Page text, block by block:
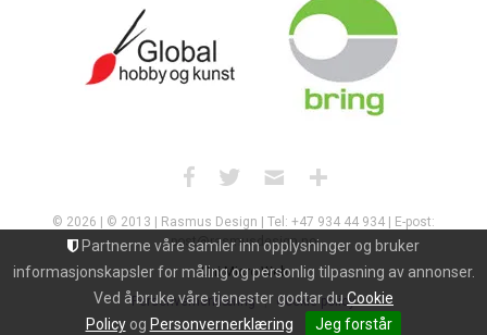
Partnerne våre samler inn opplysninger og bruker
informasjonskapsler for måling og personlig tilpasning av annonser.
Ved å bruke våre tjenester godtar duCookie
Policyog Personvernerklæring Jeg forstår
© 2026 | © 2013 | Rasmus Design | Tel: +47 934 44 934 | E-post:
post@rasmusdesign.no
Uni Micro Web
Personvernerklæring
Cookie policy